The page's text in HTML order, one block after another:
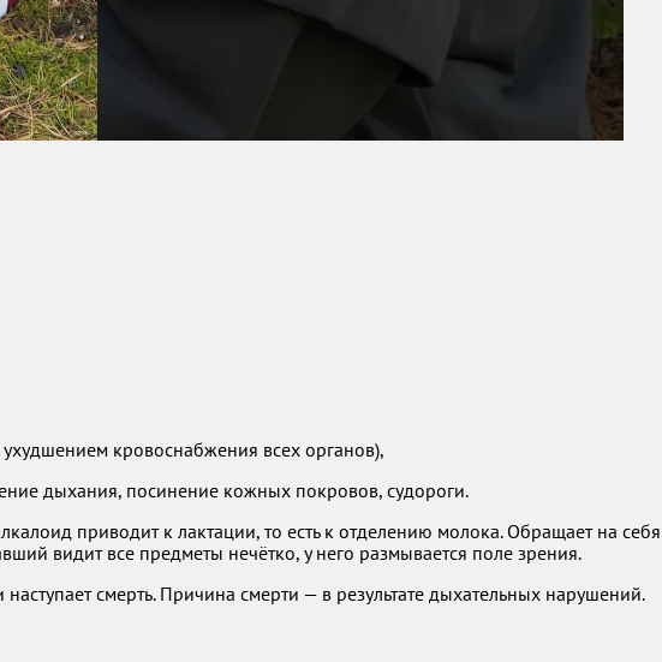
кровоснабжения всех органов),
дыхания, посинение кожных покровов, судороги.
приводит к лактации, то есть к отделению молока. Обращает на себя
видит все предметы нечётко, у него размывается поле зрения.
смерть. Причина смерти — в результате дыхательных нарушений.